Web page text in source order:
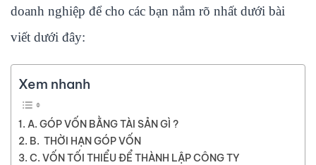
doanh nghiệp để cho các bạn nắm rõ nhất dưới bài
viết dưới đây:
Xem nhanh
A. GÓP VỐN BẰNG TÀI SẢN GÌ ?
B. THỜI HẠN GÓP VỐN
C. VỐN TỐI THIỂU ĐỂ THÀNH LẬP CÔNG TY